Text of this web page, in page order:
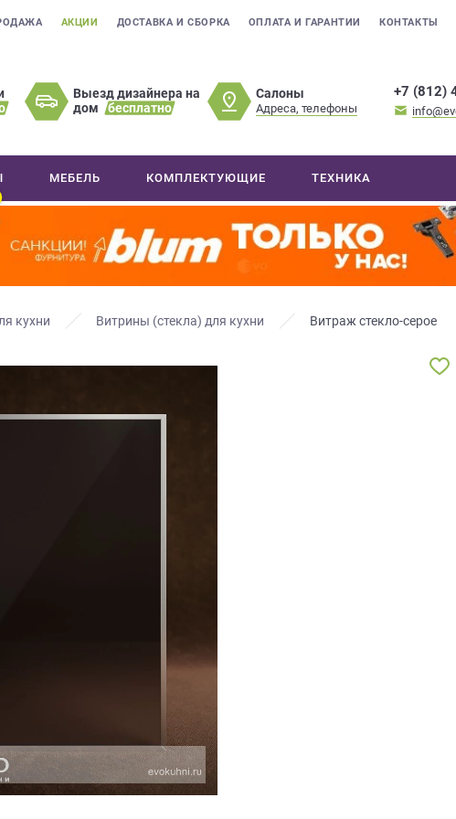
АКЦИИ ДОСТАВКА И СБОРКА ОПЛАТА И ГАРАНТИИ КОНТАКТЫ
Выезд дизайнера на
дом
бесплатно
Салоны
Адреса, телефоны
+7 (812)
МЕБЕЛЬ КОМПЛЕКТУЮЩИЕ ТЕХНИКА
кухни Витрины (стекла) для кухни Витраж стекло-серое